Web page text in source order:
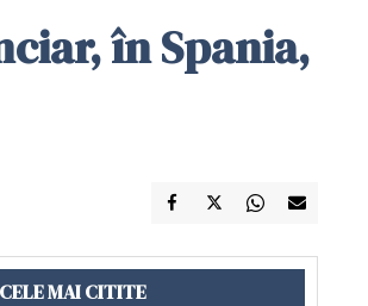
în Spania,
CELE MAI CITITE